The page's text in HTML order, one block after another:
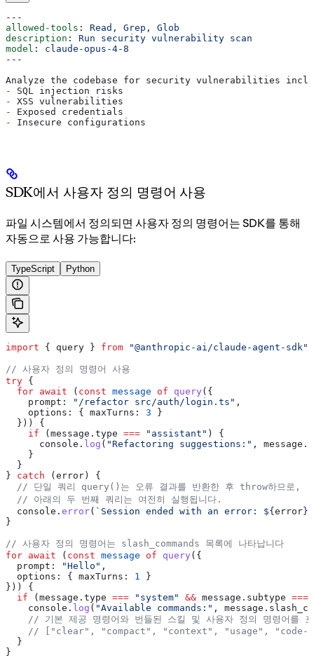
---
allowed-tools : Read, Grep, Glob
description : Run security vulnerability scan
model : claude-opus-4-8
---
Analyze the codebase for security vulnerabilities
-
SQL injection risks
-
XSS vulnerabilities
-
Exposed credentials
-
Insecure configurations
SDK에서 사용자 정의 명령어 사용
파일 시스템에서 정의되면 사용자 정의 명령어는 SDK를 통해
자동으로 사용 가능합니다:
TypeScript Python
import { query } from "@anthropic-ai/claude-agent-sdk"
// 사용자 정의 명령어 사용
try {
  for
await ( const message of query ({
    prompt:
"/refactor src/auth/login.ts" ,
    options:
{ maxTurns: 3 }
  })) {
    if
(message . type === "assistant" ) {
      console
. log ( "Refactoring suggestions:" , message .
    }
  }
} catch (error) {
  // 단일 쿼리 query()는 오류 결과를 반환한 후 throw하므로,
  // 아래의 두 번째 쿼리는 여전히 실행됩니다.
  console
. error( `Session ended with an error: ${error}
}
// 사용자 정의 명령어는 slash_commands 목록에 나타납니다
for await ( const message of query ({
  prompt:
"Hello" ,
  options:
{ maxTurns: 1
}
})) {
  if
(message . type === "system" && message . subtype ===
    console
. log ( "Available commands:" , message .
// 기본 제공 명령어와 번들된 스킬 및 사용자 정의 명령어를
// ["clear", "compact", "context", "usage",
  }
}